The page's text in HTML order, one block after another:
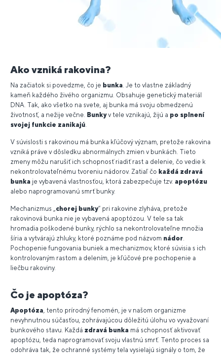
Ako vzniká rakovina?
Na začiatok si povedzme, čo je bunka . Je to vlastne základný
kameň každého živého organizmu. Obsahuje genetický materiál
DNA. Tak, ako všetko na svete, aj bunka má svoju obmedzenú
životnosť, a nežije večne. Bunkyv tele vznikajú, žijú a po splnení
svojej funkcie zanikajú
V súvislosti s rakovinou má bunka kľúčový význam, pretože rakovina
vzniká práve v dôsledku abnormálnych zmien v bunkách. Tieto
zmeny môžu narušiť ich schopnosť riadiť rast a delenie, čo vedie k
nekontrolovateľnému tvoreniu nádorov. Zatiaľ čo každá zdravá
bunka je vybavená vlastnosťou, ktorá zabezpečuje tzv. apoptózu
alebo naprogramovanú smrť bunky.
Mechanizmus „ chorej bunky“ pri rakovine zlyháva, pretože
rakovinová bunka nie je vybavená apoptózou. V tele sa tak
hromadia poškodené bunky, rýchlo sa nekontrolovateľne množia
šíria a vytvárajú zhluky, ktoré poznáme pod názvom nádor
Pochopenie fungovania buniek a mechanizmov, ktoré súvisia s ich
kontrolovaným rastom a delením, je kľúčové pre pochopenie a
liečbu rakoviny.
Čo je apoptóza?
Apoptóza , tento prírodný fenomén, je v našom organizme
nevyhnutnou súčasťou, zohrávajúcou dôležitú úlohu vo vyvažovaní
bunkového stavu. Každá zdravá bunka má schopnosť aktivovať
apoptózu, teda naprogramovať svoju vlastnú smrť. Tento proces sa
odohráva tak, že ochranné systémy tela vysielajú signály o tom, že